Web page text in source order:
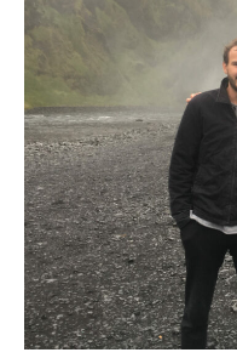
Maurel,
co-
fondateurs
de
VertuFood,
par
ICI
AGRIFOOD